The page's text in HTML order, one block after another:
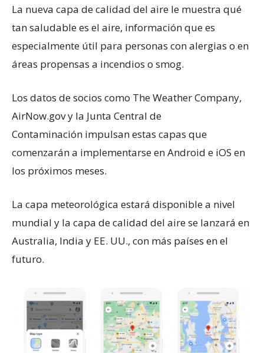
La nueva capa de calidad del aire le muestra qué
tan saludable es el aire, información que es
especialmente útil para personas con alergias o en
áreas propensas a incendios o smog.
Los datos de socios como The Weather Company,
AirNow.gov y la Junta Central de
Contaminación impulsan estas capas que
comenzarán a implementarse en Android e iOS en
los próximos meses.
La capa meteorológica estará disponible a nivel
mundial y la capa de calidad del aire se lanzará en
Australia, India y EE. UU., con más países en el
futuro.